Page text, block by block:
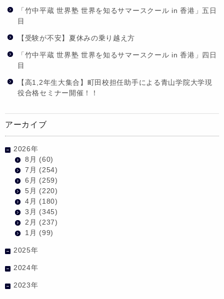
「竹中平蔵 世界塾 世界を知るサマースクール in 香港」五日
目
【受験が不安】夏休みの乗り越え方
「竹中平蔵 世界塾 世界を知るサマースクール in 香港」四日
目
【高1,2年生大集合】町田校担任助手による青山学院大学現
役合格セミナー開催！！
アーカイブ
2026年
8月 (60)
7月 (254)
6月 (259)
5月 (220)
4月 (180)
3月 (345)
2月 (237)
1月 (99)
2025年
2024年
2023年